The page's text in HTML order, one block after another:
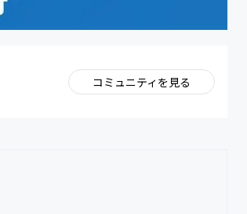
コミュニティを見る